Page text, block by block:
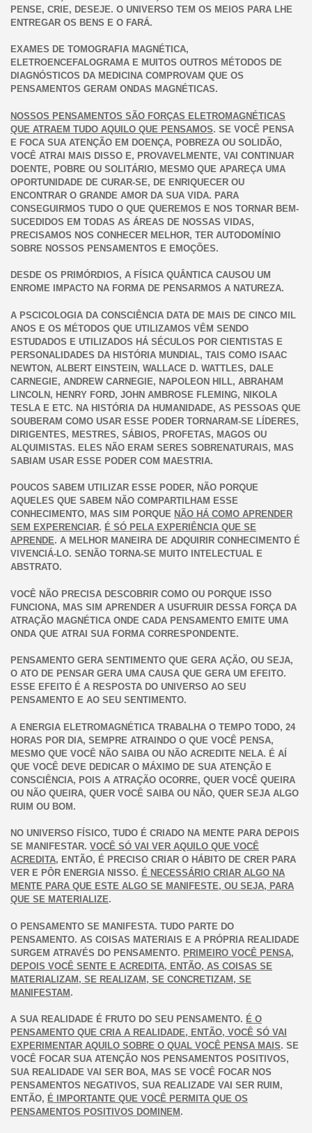
PENSE, CRIE, DESEJE. O UNIVERSO TEM OS MEIOS PARA LHE
ENTREGAR OS BENS E O FARÁ.
EXAMES DE TOMOGRAFIA MAGNÉTICA,
ELETROENCEFALOGRAMA E MUITOS OUTROS MÉTODOS DE
DIAGNÓSTICOS DA MEDICINA COMPROVAM QUE OS
PENSAMENTOS GERAM ONDAS MAGNÉTICAS.
NOSSOS PENSAMENTOS SÃO FORÇAS ELETROMAGNÉTICAS
QUE ATRAEM TUDO AQUILO QUE PENSAMOS. SE VOCÊ PENSA
E FOCA SUA ATENÇÃO EM DOENÇA, POBREZA OU SOLIDÃO,
VOCÊ ATRAI MAIS DISSO E, PROVAVELMENTE, VAI CONTINUAR
DOENTE, POBRE OU SOLITÁRIO, MESMO QUE APAREÇA UMA
OPORTUNIDADE DE CURAR-SE, DE ENRIQUECER OU
ENCONTRAR O GRANDE AMOR DA SUA VIDA. PARA
CONSEGUIRMOS TUDO O QUE QUEREMOS E NOS TORNAR BEM-
SUCEDIDOS EM TODAS AS ÁREAS DE NOSSAS VIDAS,
PRECISAMOS NOS CONHECER MELHOR, TER AUTODOMÍNIO
SOBRE NOSSOS PENSAMENTOS E EMOÇÕES.
DESDE OS PRIMÓRDIOS, A FÍSICA QUÂNTICA CAUSOU UM
ENROME IMPACTO NA FORMA DE PENSARMOS A NATUREZA.
A PSCICOLOGIA DA CONSCIÊNCIA DATA DE MAIS DE CINCO MIL
ANOS E OS MÉTODOS QUE UTILIZAMOS VÊM SENDO
ESTUDADOS E UTILIZADOS HÁ SÉCULOS POR CIENTISTAS E
PERSONALIDADES DA HISTÓRIA MUNDIAL, TAIS COMO ISAAC
NEWTON, ALBERT EINSTEIN, WALLACE D. WATTLES, DALE
CARNEGIE, ANDREW CARNEGIE, NAPOLEON HILL, ABRAHAM
LINCOLN, HENRY FORD, JOHN AMBROSE FLEMING, NIKOLA
TESLA E ETC. NA HISTÓRIA DA HUMANIDADE, AS PESSOAS QUE
SOUBERAM COMO USAR ESSE PODER TORNARAM-SE LÍDERES,
DIRIGENTES, MESTRES, SÁBIOS, PROFETAS, MAGOS OU
ALQUIMISTAS. ELES NÃO ERAM SERES SOBRENATURAIS, MAS
SABIAM USAR ESSE PODER COM MAESTRIA.
POUCOS SABEM UTILIZAR ESSE PODER, NÃO PORQUE
AQUELES QUE SABEM NÃO COMPARTILHAM ESSE
CONHECIMENTO, MAS SIM PORQUE NÃO HÁ COMO APRENDER
SEM EXPERENCIAR. É SÓ PELA EXPERIÊNCIA QUE SE
APRENDE. A MELHOR MANEIRA DE ADQUIRIR CONHECIMENTO É
VIVENCIÁ-LO. SENÃO TORNA-SE MUITO INTELECTUAL E
ABSTRATO.
VOCÊ NÃO PRECISA DESCOBRIR COMO OU PORQUE ISSO
FUNCIONA, MAS SIM APRENDER A USUFRUIR DESSA FORÇA DA
ATRAÇÃO MAGNÉTICA ONDE CADA PENSAMENTO EMITE UMA
ONDA QUE ATRAI SUA FORMA CORRESPONDENTE.
PENSAMENTO GERA SENTIMENTO QUE GERA AÇÃO, OU SEJA,
O ATO DE PENSAR GERA UMA CAUSA QUE GERA UM EFEITO.
ESSE EFEITO É A RESPOSTA DO UNIVERSO AO SEU
PENSAMENTO E AO SEU SENTIMENTO.
A ENERGIA ELETROMAGNÉTICA TRABALHA O TEMPO TODO, 24
HORAS POR DIA, SEMPRE ATRAINDO O QUE VOCÊ PENSA,
MESMO QUE VOCÊ NÃO SAIBA OU NÃO ACREDITE NELA. É AÍ
QUE VOCÊ DEVE DEDICAR O MÁXIMO DE SUA ATENÇÃO E
CONSCIÊNCIA, POIS A ATRAÇÃO OCORRE, QUER VOCÊ QUEIRA
OU NÃO QUEIRA, QUER VOCÊ SAIBA OU NÃO, QUER SEJA ALGO
RUIM OU BOM.
NO UNIVERSO FÍSICO, TUDO É CRIADO NA MENTE PARA DEPOIS
SE MANIFESTAR. VOCÊ SÓ VAI VER AQUILO QUE VOCÊ
ACREDITA, ENTÃO, É PRECISO CRIAR O HÁBITO DE CRER PARA
VER E PÔR ENERGIA NISSO. É NECESSÁRIO CRIAR ALGO NA
MENTE PARA QUE ESTE ALGO SE MANIFESTE, OU SEJA, PARA
QUE SE MATERIALIZE.
O PENSAMENTO SE MANIFESTA. TUDO PARTE DO
PENSAMENTO. AS COISAS MATERIAIS E A PRÓPRIA REALIDADE
SURGEM ATRAVÉS DO PENSAMENTO. PRIMEIRO VOCÊ PENSA,
DEPOIS VOCÊ SENTE E ACREDITA, ENTÃO, AS COISAS SE
MATERIALIZAM, SE REALIZAM, SE CONCRETIZAM, SE
MANIFESTAM .
A SUA REALIDADE É FRUTO DO SEU PENSAMENTO. É O
PENSAMENTO QUE CRIA A REALIDADE, ENTÃO, VOCÊ SÓ VAI
EXPERIMENTAR AQUILO SOBRE O QUAL VOCÊ PENSA MAIS. SE
VOCÊ FOCAR SUA ATENÇÃO NOS PENSAMENTOS POSITIVOS,
SUA REALIDADE VAI SER BOA, MAS SE VOCÊ FOCAR NOS
PENSAMENTOS NEGATIVOS, SUA REALIZADE VAI SER RUIM,
ENTÃO, É IMPORTANTE QUE VOCÊ PERMITA QUE OS
PENSAMENTOS POSITIVOS DOMINEM .